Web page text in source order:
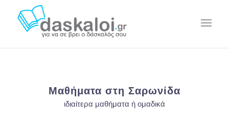
Μαθήματα στη Σαρωνίδα
ιδιαίτερα μαθήματα ή ομαδικά